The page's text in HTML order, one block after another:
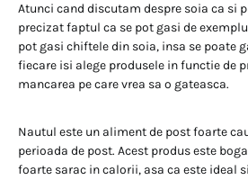
Atunci cand discutam despre soia ca si
precizat faptul ca se pot gasi de
pot gasi chiftele din soia, insa se poate
fiecare isi alege produsele in functie de
mancarea pe care vrea sa o gateasca.
Nautul este un aliment de post foarte
perioada de post. Acest produs este
foarte sarac in calorii, asa ca este ideal